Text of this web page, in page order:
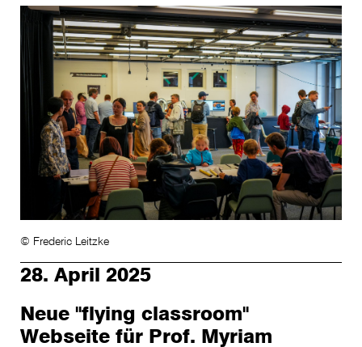
© Frederic Leitzke
28. April 2025
Neue "flying classroom"
Webseite für Prof. Myriam